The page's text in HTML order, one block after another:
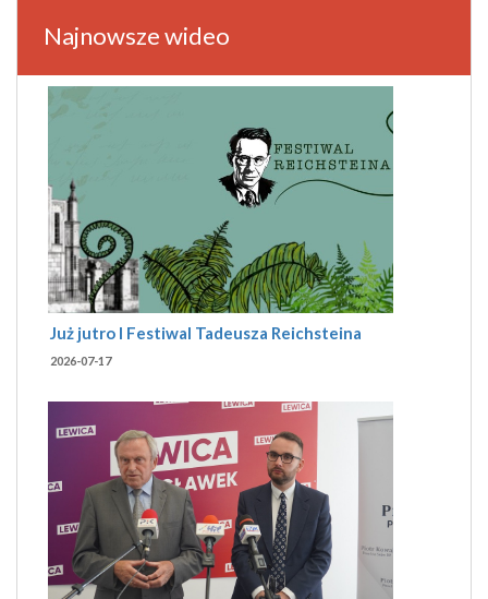
Najnowsze wideo
Już jutro I Festiwal Tadeusza Reichsteina
2026-07-17